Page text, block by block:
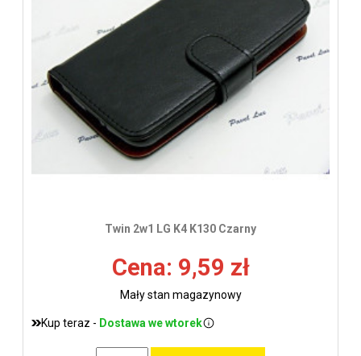
Twin 2w1 LG K4 K130 Czarny
Cena: 9,59 zł
Mały stan magazynowy
Kup teraz - Dostawa we wtorek